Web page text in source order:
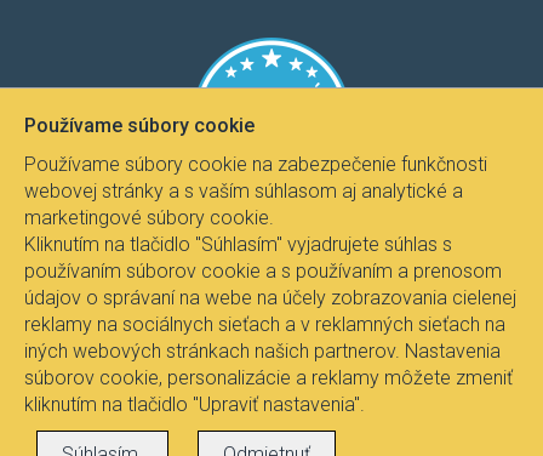
Používame súbory cookie
Používame súbory cookie na zabezpečenie funkčnosti
webovej stránky a s vaším súhlasom aj analytické a
marketingové súbory cookie.
Kliknutím na tlačidlo "Súhlasím" vyjadrujete súhlas s
používaním súborov cookie a s používaním a prenosom
údajov o správaní na webe na účely zobrazovania cielenej
reklamy na sociálnych sieťach a v reklamných sieťach na
iných webových stránkach našich partnerov. Nastavenia
súborov cookie, personalizácie a reklamy môžete zmeniť
kliknutím na tlačidlo "Upraviť nastavenia".